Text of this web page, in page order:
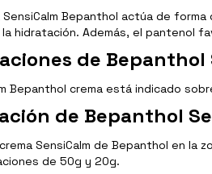
SensiCalm Bepanthol actúa de
la hidratación. Además, el pantenol
de Bepanthol
Bepanthol crema está indicado
de Bepanthol
SensiCalm de Bepanthol en
de 50g y 20g.